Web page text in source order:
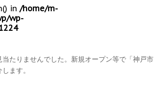
in /home/m-
wp-
たりませんでした。新規オープン等で「神戸市
ます。